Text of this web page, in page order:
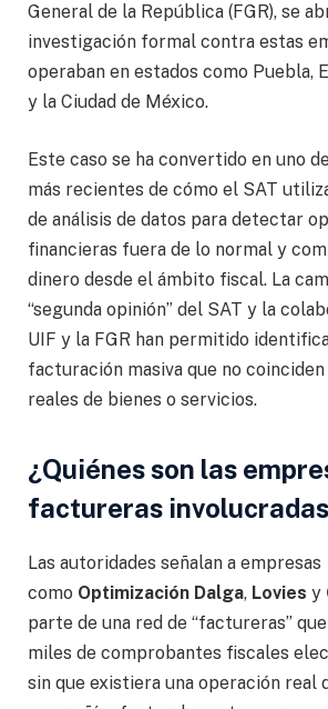
General de la República (FGR), se
investigación formal contra estas
operaban en estados como Puebla,
y la Ciudad de México.
Este caso se ha convertido en uno
más recientes de cómo el SAT
de análisis de datos para detectar
financieras fuera de lo normal y
dinero desde el ámbito fiscal. La
“segunda opinión” del SAT y la
UIF y la FGR han permitido
facturación masiva que no
reales de bienes o servicios.
¿Quiénes son las
factureras
Las autoridades señalan a empresas
como Optimización Dalga, Lovies y
parte de una red de “factureras”
miles de comprobantes fiscales
sin que existiera una operación real